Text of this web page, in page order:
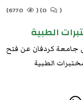
(
(
الطبية
جامعة كردفان عن فتح
الطبية